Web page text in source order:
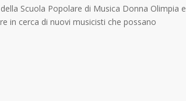
Scuola Popolare di Musica Donna Olimpia e
in cerca di nuovi musicisti che possano